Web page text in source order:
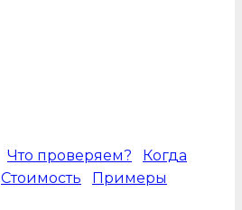
Что проверяем?
Когда
Стоимость
Примеры